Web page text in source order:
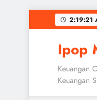
to
2:19:21
Ipop
Keuangan
Keuangan